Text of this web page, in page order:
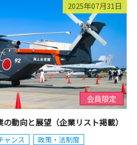
2025年07月31日
会員限定
の動向と展望（企業リスト掲載）
ャンス
政策・法制度